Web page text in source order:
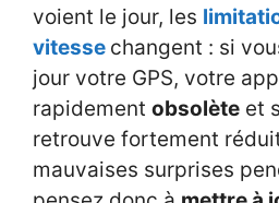
voient le jour, les
vitesse changent : si
jour votre GPS, votre
rapidement obsolète et
retrouve fortement
mauvaises surprises